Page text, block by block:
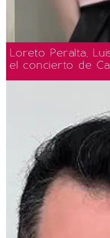
Loreto Peralta,
el concierto de